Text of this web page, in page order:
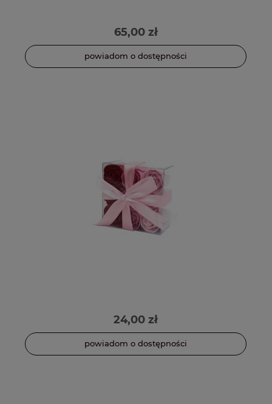
65,00 zł
powiadom o dostępności
24,00 zł
powiadom o dostępności